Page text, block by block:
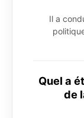
Il a
Quel a
de